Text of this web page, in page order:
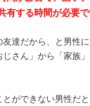
有する時間が必要で
達だから、と男性に
じさん」から「家族
とができない男性だ